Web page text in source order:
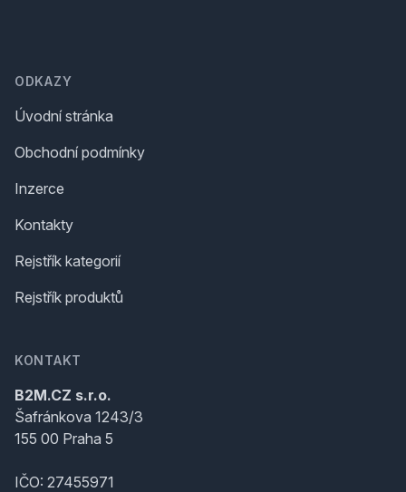
ODKAZY
Úvodní stránka
Obchodní podmínky
Inzerce
Kontakty
Rejstřík kategorií
Rejstřík produktů
KONTAKT
B2M.CZ s.r.o.
Šafránkova 1243/3
155 00 Praha 5
IČO: 27455971